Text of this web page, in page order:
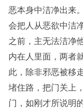
恶本身中洁净出来
会把人从恶欲中洁
之前，主无法洁净
内在人里面，两者
此，除非邪恶被移
堵住路，把门关上
门，如刚才所说明